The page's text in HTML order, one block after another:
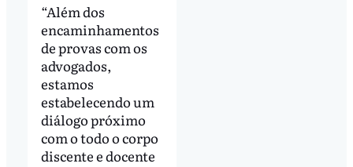
“Além dos
encaminhamentos
de provas com os
advogados,
estamos
estabelecendo um
diálogo próximo
com o todo o corpo
discente e docente